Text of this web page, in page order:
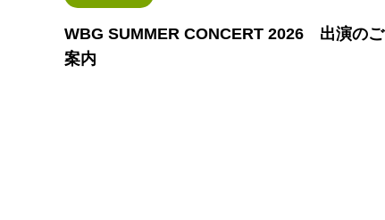
WBG SUMMER CONCERT 2026 出演のご
案内